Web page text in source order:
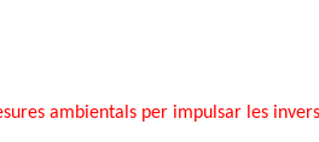
ambientals per impulsar les